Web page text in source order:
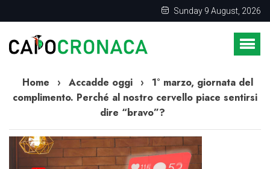
Sunday 9 August, 2026
Home › Accadde oggi ›
1° marzo, giornata del
complimento. Perché al nostro cervello piace sentirsi
dire “bravo”?